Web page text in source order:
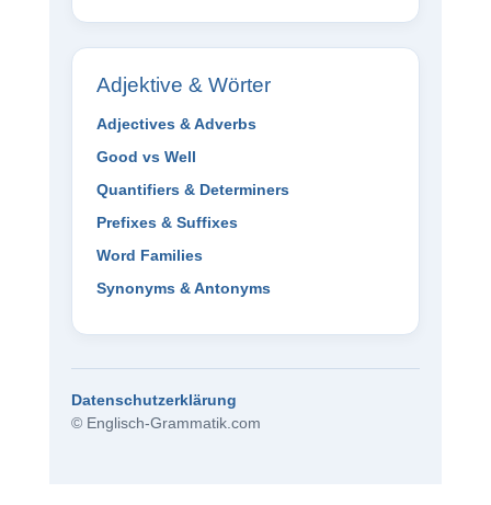
Adjektive & Wörter
Adjectives & Adverbs
Good vs Well
Quantifiers & Determiners
Prefixes & Suffixes
Word Families
Synonyms & Antonyms
Datenschutzerklärung
© Englisch-Grammatik.com